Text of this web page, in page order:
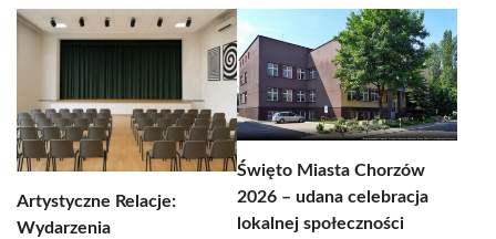
Artystyczne Relacje:
Wydarzenia
Święto Miasta Chorzów
2026 – udana celebracja
lokalnej społeczności